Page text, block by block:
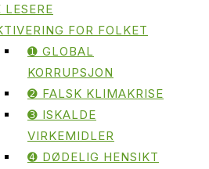
LESERE
FOR FOLKET
➊ GLOBAL
KORRUPSJON
➋ FALSK KLIMAKRISE
➌ ISKALDE
VIRKEMIDLER
➍ DØDELIG HENSIKT